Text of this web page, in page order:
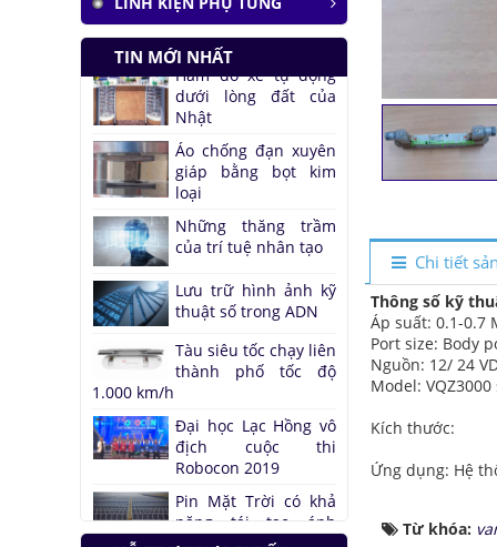
Chi tiết
Thông số kỹ
Áp suất: 0.1-0.7
Port size: Body
Nguồn: 12/ 24
Model: VQZ3000
Kích thước:
Ứng dụng: Hệ
Từ khóa:
TIN MỚI NHẤT
Tàu siêu tốc chạy liên
thành phố tốc độ
1.000 km/h
Đại học Lạc Hồng vô
địch cuộc thi
Robocon 2019
Pin Mặt Trời có khả
sáng
Đảo ngược quá trình
quang hợp để tạo
nhiên liệu
dưới lòng đất của
Nhật
Áo chống đạn xuyên
giáp bằng bọt kim
loại